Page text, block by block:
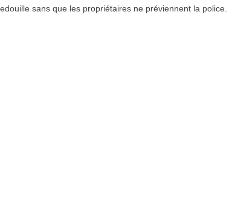
sans que les propriétaires ne préviennent la police.